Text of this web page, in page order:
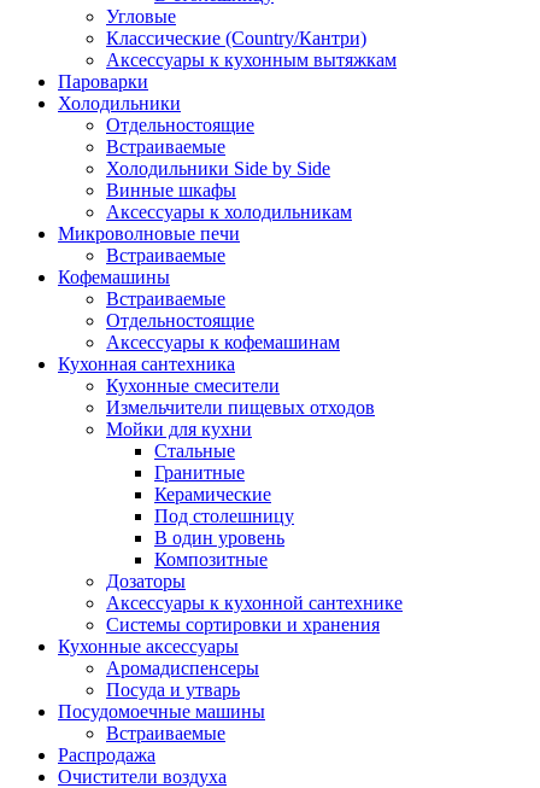
Угловые
Классические (Country/Кантри)
Аксессуары к кухонным вытяжкам
Пароварки
Холодильники
Отдельностоящие
Встраиваемые
Холодильники Side by Side
Винные шкафы
Аксессуары к холодильникам
Микроволновые печи
Встраиваемые
Кофемашины
Встраиваемые
Отдельностоящие
Аксессуары к кофемашинам
Кухонная сантехника
Кухонные смесители
Измельчители пищевых отходов
Мойки для кухни
Стальные
Гранитные
Керамические
Под столешницу
В один уровень
Композитные
Дозаторы
Аксессуары к кухонной сантехнике
Системы сортировки и хранения
Кухонные аксессуары
Аромадиспенсеры
Посуда и утварь
Посудомоечные машины
Встраиваемые
Распродажа
Очистители воздуха